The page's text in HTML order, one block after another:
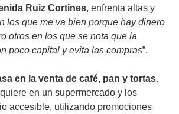
Ruiz Cortines, enfrenta altas y
los que me va bien porque hay dinero
otros en los que se nota que la
poco capital y evita las compras”.
en la venta de café, pan y tortas.
en un supermercado y los
accesible, utilizando promociones